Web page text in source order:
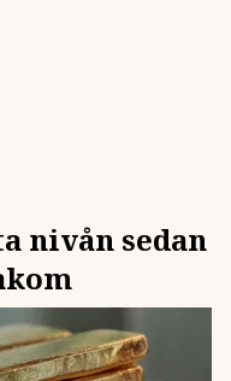
nivån sedan